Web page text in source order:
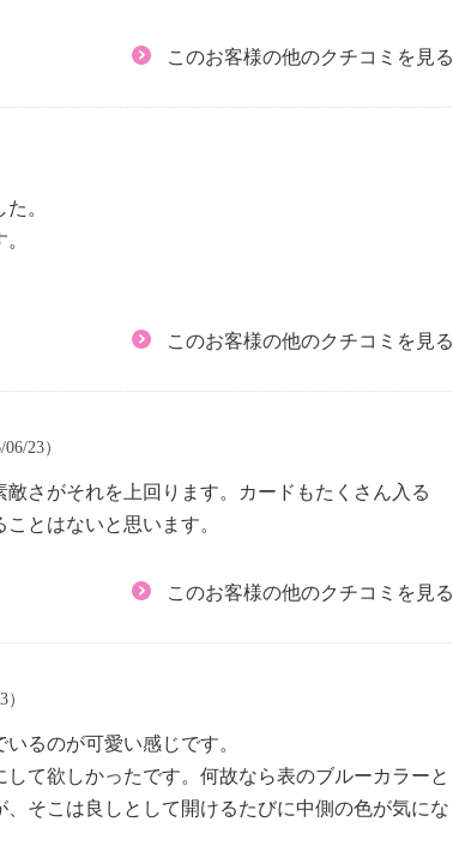
このお客様の他のクチコミを見る
。
このお客様の他のクチコミを見る
23）
さがそれを上回ります。カードもたくさん入る
とはないと思います。
このお客様の他のクチコミを見る
るのが可愛い感じです。
て欲しかったです。何故なら表のブルーカラーと
そこは良しとして開けるたびに中側の色が気にな